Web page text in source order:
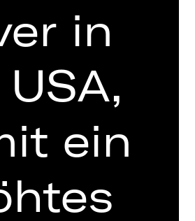
UND BESETZUNG
in
ein